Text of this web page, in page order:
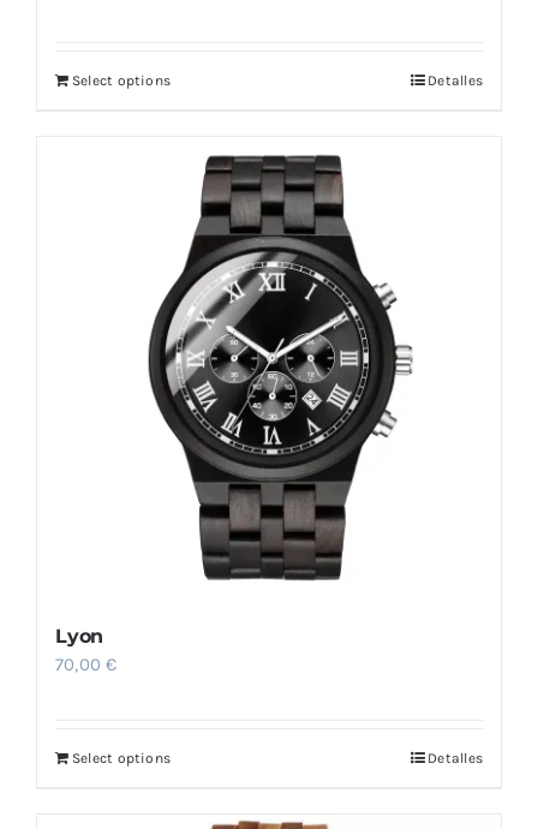
Select options Detalles
Lyon
70,00€
Select options Detalles